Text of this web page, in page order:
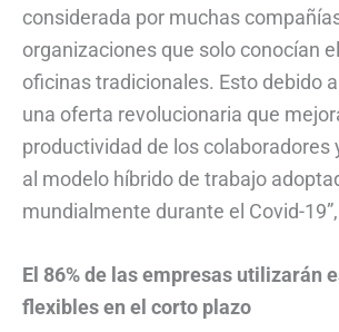
considerada por muchas
organizaciones que solo conocían
oficinas tradicionales. Esto debido
una oferta revolucionaria que
productividad de los colaboradores
al modelo híbrido de trabajo
mundialmente durante el Covid-
El 86% de las empresas utilizarán
flexibles en el corto plazo